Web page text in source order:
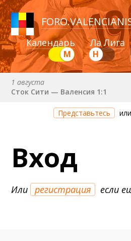
FORO.
Календарь Ла Лига
Н
М
1 августа
Сток Сити — Валенсия 1:1
8 августа (сб) в 21:00 (исп)
Валенсия — Ньюкасл
Валенсия — Сельта
25 августа (вт) в 21:00 (исп)
30 августа (вс) в 19:30 (исп)
Представьтесь
Вход
Или регистрация если